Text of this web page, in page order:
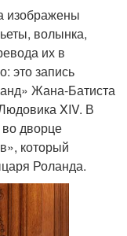
изображены
волынка,
их в
это запись
Жана-Батиста
XIV. В
дворце
который
Роланда.